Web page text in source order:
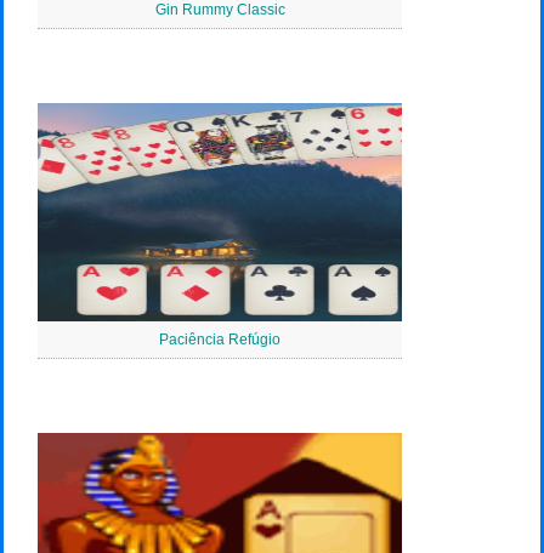
Gin Rummy Classic
Paciência Refúgio